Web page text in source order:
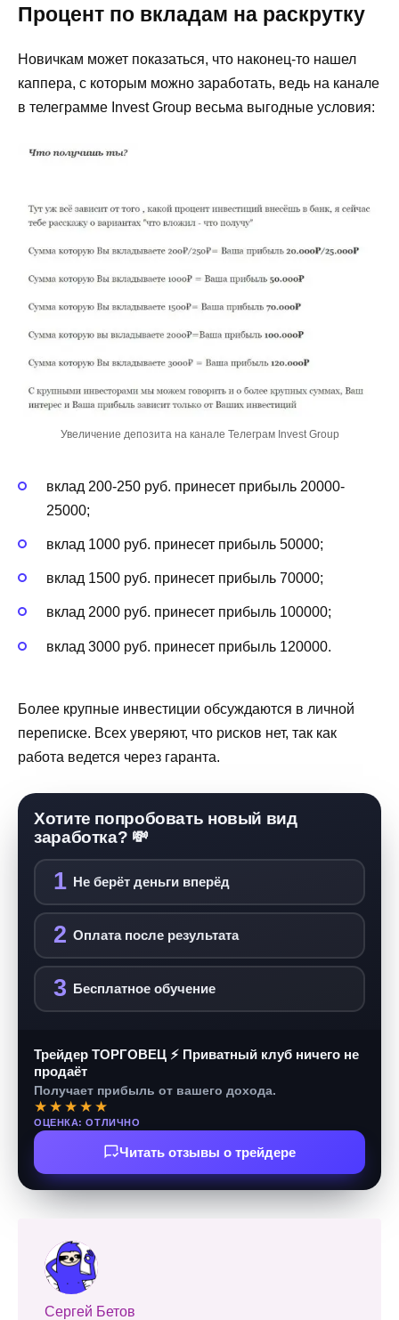
Процент по вкладам на раскрутку
Новичкам может показаться, что наконец-то нашел
каппера, с которым можно заработать, ведь на канале
в телеграмме Invest Group весьма выгодные условия:
Увеличение депозита на канале Телеграм Invest Group
вклад 200-250 руб. принесет прибыль 20000-
25000;
вклад 1000 руб. принесет прибыль 50000;
вклад 1500 руб. принесет прибыль 70000;
вклад 2000 руб. принесет прибыль 100000;
вклад 3000 руб. принесет прибыль 120000.
Более крупные инвестиции обсуждаются в личной
переписке. Всех уверяют, что рисков нет, так как
работа ведется через гаранта.
Хотите попробовать новый вид
заработка? 💸
1 Не берёт деньги вперёд
2 Оплата после результата
3 Бесплатное обучение
Трейдер ТОРГОВЕЦ ⚡ Приватный клуб ничего не
продаёт
Получает прибыль от вашего дохода.
★★★★★
ОЦЕНКА: ОТЛИЧНО
Читать отзывы о трейдере
Сергей Бетов